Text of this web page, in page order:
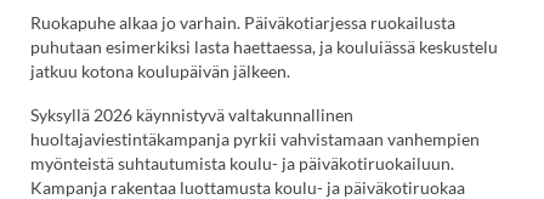
Ruokapuhe alkaa jo varhain. Päiväkotiarjessa ruokailusta
puhutaan esimerkiksi lasta haettaessa, ja kouluiässä keskustelu
jatkuu kotona koulupäivän jälkeen.
Syksyllä 2026 käynnistyvä valtakunnallinen
huoltajaviestintäkampanja pyrkii vahvistamaan vanhempien
myönteistä suhtautumista koulu- ja päiväkotiruokailuun.
Kampanja rakentaa luottamusta koulu- ja päiväkotiruokaa